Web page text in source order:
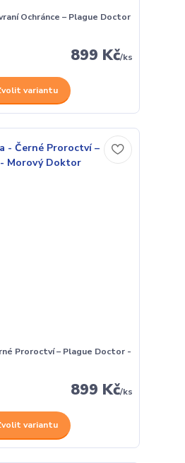
Ochránce – Plague Doctor
899 Kč/ks
variantu
Proroctví – Plague Doctor -
899 Kč/ks
variantu